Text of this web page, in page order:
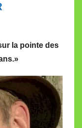
la pointe des